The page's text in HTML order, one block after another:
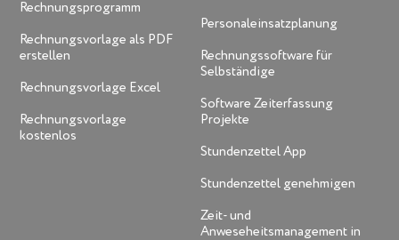
Rechnungsprogramm
Rechnungsvorlage als PDF
erstellen
Rechnungsvorlage Excel
Rechnungsvorlage
kostenlos
Personaleinsatzplanung
Rechnungssoftware für
Selbständige
Software Zeiterfassung
Projekte
Stundenzettel App
Stundenzettel genehmigen
Zeit- und
Anweseheitsmanagement in